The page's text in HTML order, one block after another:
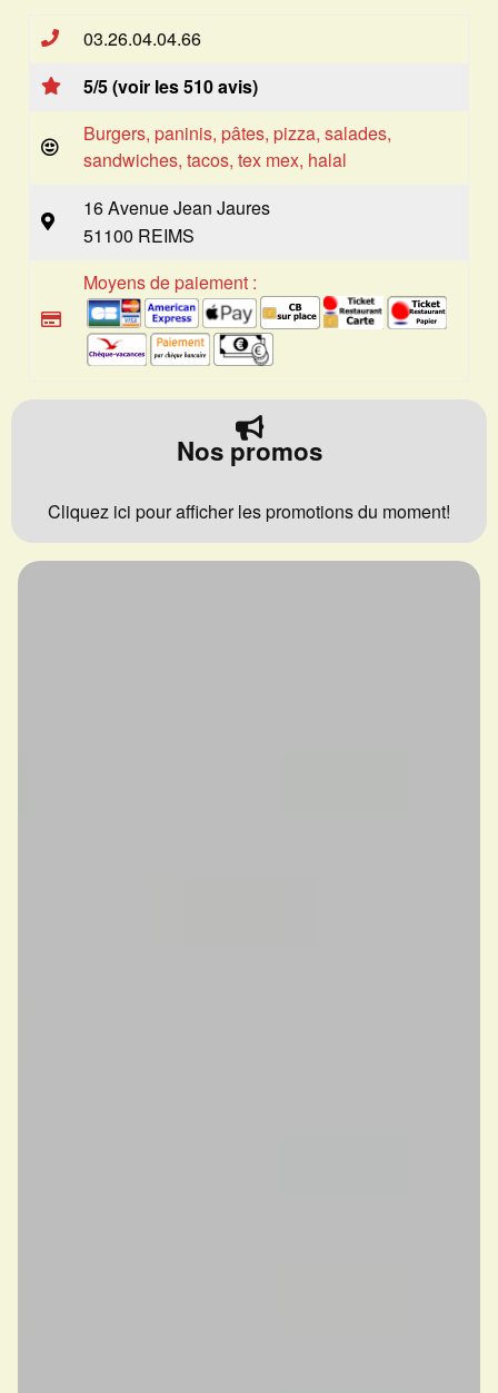
03.26.04.04.66
5/5 (voir les 510 avis)
Burgers, paninis, pâtes, pizza, salades,
sandwiches, tacos, tex mex, halal
16 Avenue Jean Jaures
51100 REIMS
Moyens de paiement :
Nos promos
Cliquez ici pour afficher les promotions du moment!